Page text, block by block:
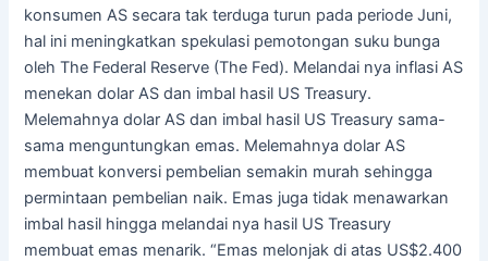
konsumen AS secara tak terduga turun pada periode Juni,
hal ini meningkatkan spekulasi pemotongan suku bunga
oleh The Federal Reserve (The Fed). Melandai nya inflasi AS
menekan dolar AS dan imbal hasil US Treasury.
Melemahnya dolar AS dan imbal hasil US Treasury sama-
sama menguntungkan emas. Melemahnya dolar AS
membuat konversi pembelian semakin murah sehingga
permintaan pembelian naik. Emas juga tidak menawarkan
imbal hasil hingga melandai nya hasil US Treasury
membuat emas menarik. “Emas melonjak di atas US$2.400